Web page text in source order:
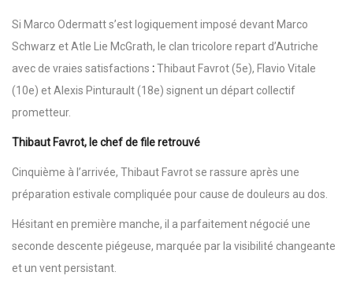
Si Marco Odermatt s’est logiquement imposé devant Marco
Schwarz et Atle Lie McGrath, le clan tricolore repart d’Autriche
avec de vraies satisfactions :Thibaut Favrot (5e), Flavio Vitale
(10e) et Alexis Pinturault (18e) signent un départ collectif
prometteur.
Thibaut Favrot, le chef de file retrouvé
Cinquième à l’arrivée, Thibaut Favrot se rassure après une
préparation estivale compliquée pour cause de douleurs au dos.
Hésitant en première manche, il a parfaitement négocié une
seconde descente piégeuse, marquée par la visibilité changeante
et un vent persistant.